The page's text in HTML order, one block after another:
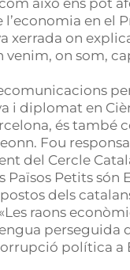
en el
xerrada on
venim, on som,
i diplomat en
és també
Fou
del Cercle
Països Petits
dels
raons
perseguida
política a